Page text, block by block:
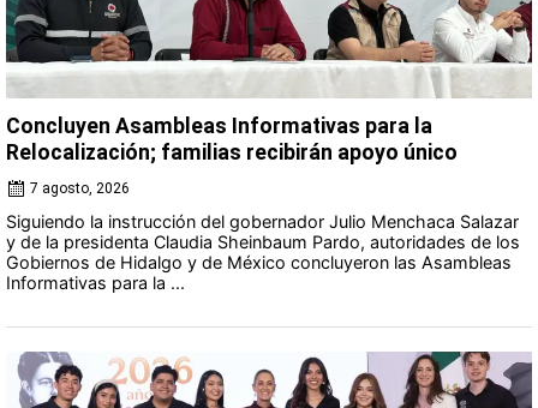
Concluyen Asambleas Informativas para la
Relocalización; familias recibirán apoyo único
7 agosto, 2026
Siguiendo la instrucción del gobernador Julio Menchaca Salazar
y de la presidenta Claudia Sheinbaum Pardo, autoridades de los
Gobiernos de Hidalgo y de México concluyeron las Asambleas
Informativas para la ...